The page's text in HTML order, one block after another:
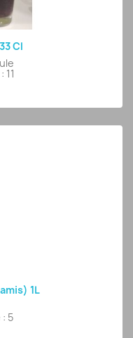
Cl
11
1L
5